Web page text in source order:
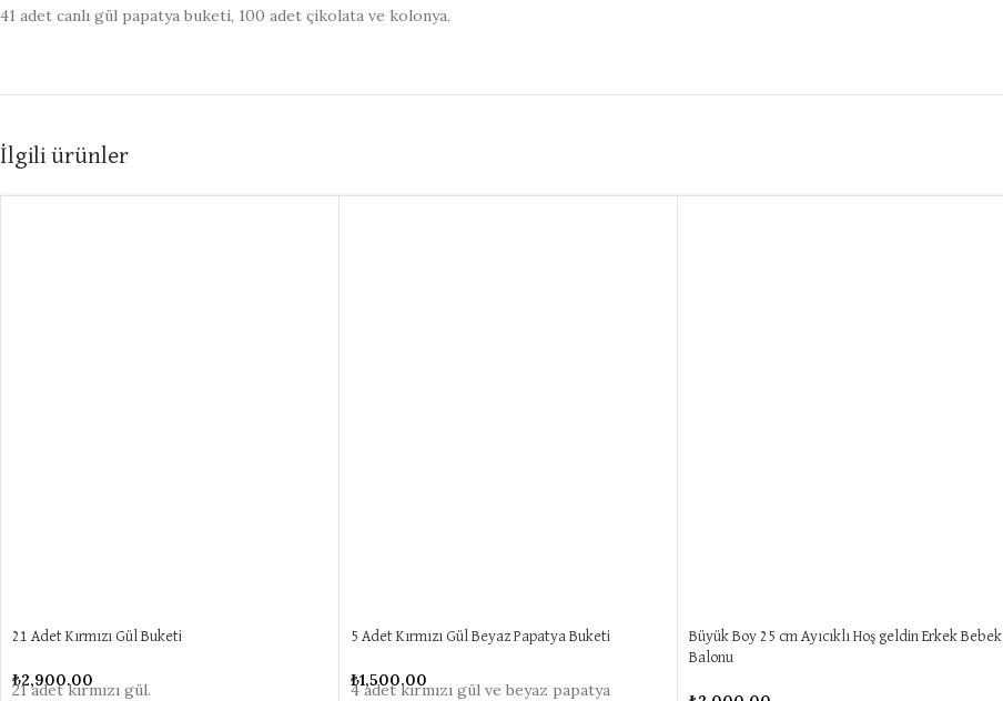
41 adet canlı gül papatya buketi, 100 adet çikolata ve kolonya.
İlgili ürünler
21 Adet Kırmızı Gül Buketi
₺2,900.00
21 adet kırmızı gül.
5 Adet Kırmızı Gül Beyaz Papatya Buketi
₺1,500.00
4 adet kırmızı gül ve beyaz papatya
Büyük Boy 25 cm Ayıcıklı Hoş geldin Erkek Bebek
Balonu